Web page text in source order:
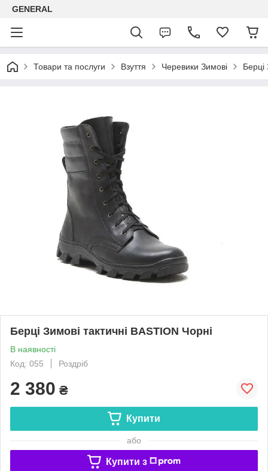
GENERAL
Товари та послуги Взуття Черевики Зимові Берці
Берці Зимові тактичні BASTION Чорні
В наявності
Код: 055
Роздріб
2 380 ₴
Купити
або
Купити з